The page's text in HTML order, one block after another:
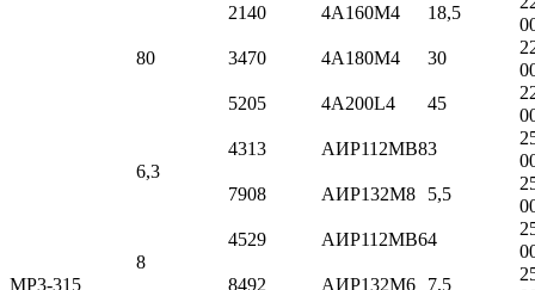
80
2140 4А160M4 18,5
3470
4А180M4 30
5205
4А200L4 45
МР3-315
6,3
4313 АИР112MB83
7908
АИР132M8 5,5
8
4529 АИР112MB64
8492
АИР132M6 7,5